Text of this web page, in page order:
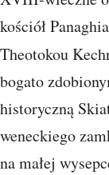
kościół
Theotokou
bogato
historyczną
weneckiego
na małej